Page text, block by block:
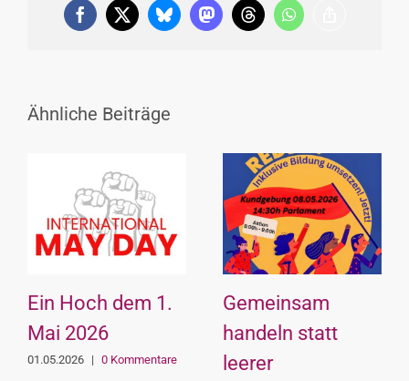
Facebook
X BlueskyMastodonThreadsWhatsApp
Ähnliche Beiträge
Ein Hoch dem 1.
Mai 2026
01.05.2026 | 0 Kommentare
Gemeinsam
handeln statt
leerer